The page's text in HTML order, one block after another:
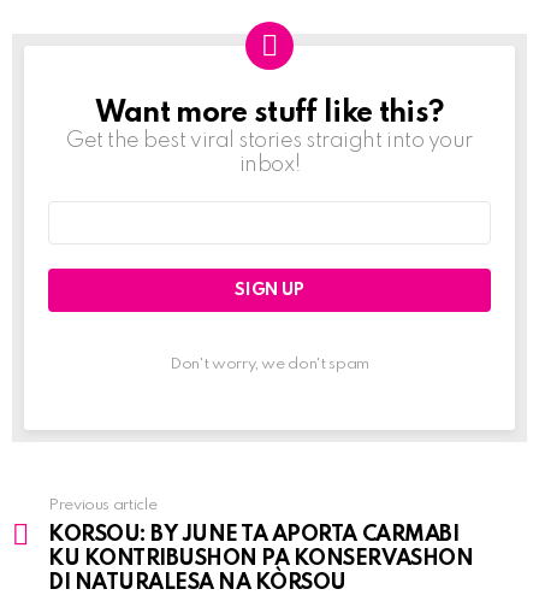
NEWSLETTER
Want more stuff like this?
Get the best viral stories straight into your
inbox!
Don't worry, we don't spam
See
more
Previous article
KORSOU: BY JUNE TA APORTA CARMABI
KU KONTRIBUSHON PA KONSERVASHON
DI NATURALESA NA KÒRSOU